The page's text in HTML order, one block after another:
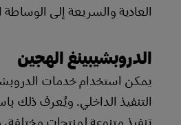
العادية والسريعة إلى الوساطة
الدروبشيبينغ الهجين
يمكن استخدام خدمات
التنفيذ الداخلي. ويُعرف ذلك
تنفيذ متنوعة لمنتجات